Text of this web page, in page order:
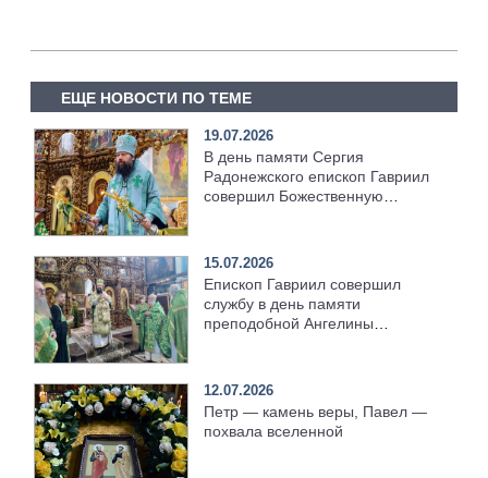
ЕЩЕ НОВОСТИ ПО ТЕМЕ
19.07.2026
В день памяти Сергия
Радонежского епископ Гавриил
совершил Божественную
15.07.2026
Епископ Гавриил совершил
службу в день памяти
преподобной Ангелины
12.07.2026
Петр — камень веры, Павел —
похвала вселенной